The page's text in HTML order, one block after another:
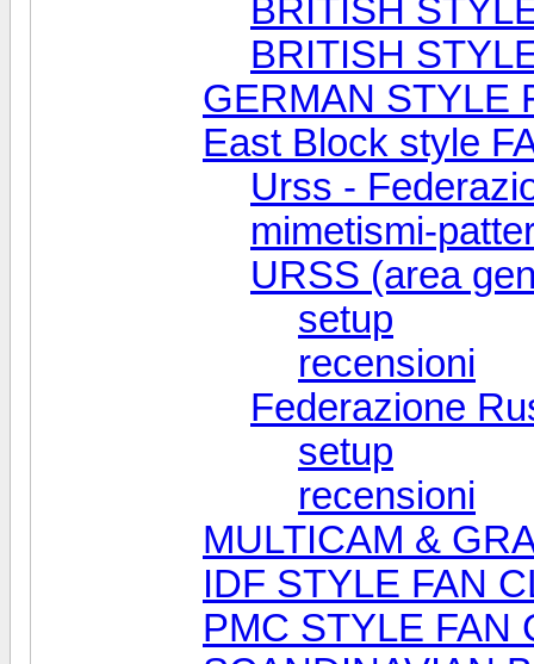
BRITISH
BRITISH
GERMAN STYLE
East Block style
Urss -
mimetismi-
URSS (area
setup
recensioni
Federazione
setup
recensioni
MULTICAM &
IDF STYLE FAN
PMC STYLE FAN